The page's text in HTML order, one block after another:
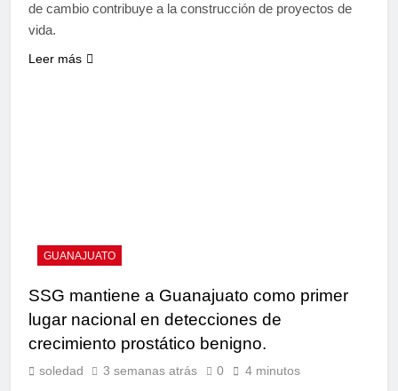
de cambio contribuye a la construcción de proyectos de
vida.
Leer más
GUANAJUATO
SSG mantiene a Guanajuato como primer
lugar nacional en detecciones de
crecimiento prostático benigno.
soledad 3 semanas atrás 0 4 minutos